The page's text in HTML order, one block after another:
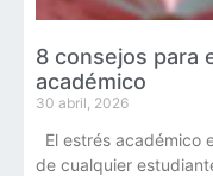
8 consejos para
académico
30 abril, 2026
El estrés académico
de cualquier